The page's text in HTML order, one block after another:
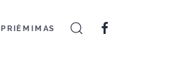
PRIĖMIMAS